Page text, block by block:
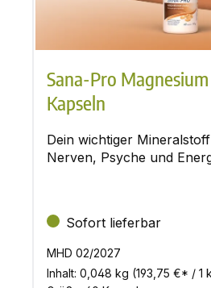
Sana-Pro
Kapseln
Dein wichtiger
Nerven, Psyche und
Sofort lieferbar
MHD 02/2027
Inhalt: 0,048 kg (193,75 €* / 1